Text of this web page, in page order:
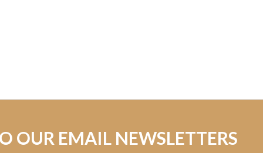
OUR EMAIL NEWSLETTERS